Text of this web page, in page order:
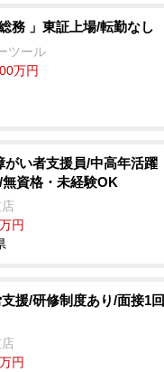
総務 」東証上場/転勤なし
ツール
万円
がい者支援員/中高年活躍
資格・未経験OK
円
援/研修制度あり/面接1
円